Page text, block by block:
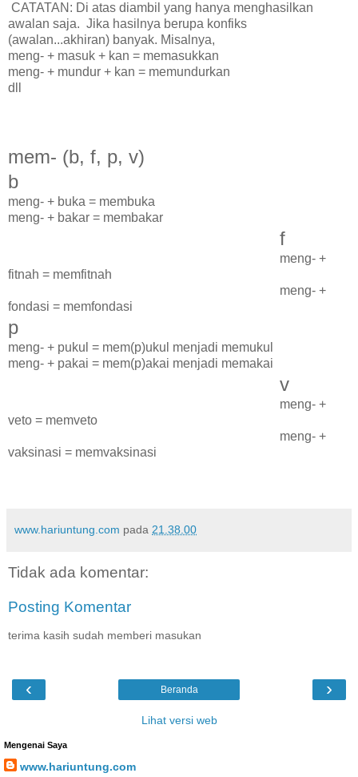
CATATAN: Di atas diambil yang hanya menghasilkan
awalan saja. Jika hasilnya berupa konfiks
(awalan...akhiran) banyak. Misalnya,
meng- + masuk + kan = memasukkan
meng- + mundur + kan = memundurkan
dll
mem- (b, f, p, v)
b
meng- + buka = membuka
meng- + bakar = membakar
f
meng- +
fitnah = memfitnah
meng- +
fondasi = memfondasi
p
meng- + pukul = mem(p)ukul menjadi memukul
meng- + pakai = mem(p)akai menjadi memakai
v
meng- +
veto = memveto
meng- +
vaksinasi = memvaksinasi
www.hariuntung.com pada 21.38.00
Tidak ada komentar:
Posting Komentar
terima kasih sudah memberi masukan
‹ ›
Beranda
Lihat versi web
Mengenai Saya
www.hariuntung.com